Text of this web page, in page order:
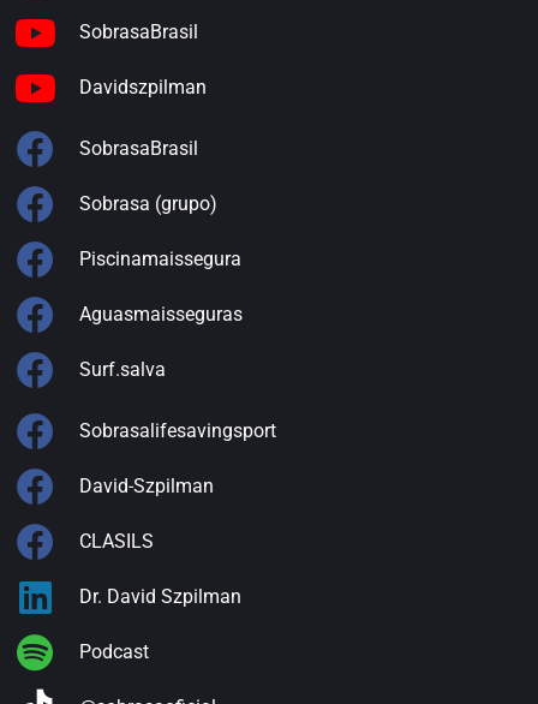
SobrasaBrasil
Davidszpilman
SobrasaBrasil
Sobrasa (grupo)
Piscinamaissegura
Aguasmaisseguras
Surf.salva
Sobrasalifesavingsport
David-Szpilman
CLASILS
Dr. David Szpilman
Podcast